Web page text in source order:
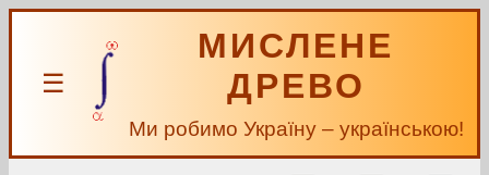
☰
МИСЛЕНЕ
ДРЕВО
Ми робимо Україну – українською!